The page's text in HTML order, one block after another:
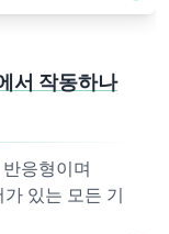
서 작동하나
응형이며
있는 모든 기